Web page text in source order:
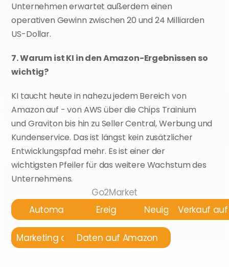
Unternehmen erwartet außerdem einen
operativen Gewinn zwischen 20 und 24 Milliarden
US-Dollar.
7. Warum ist KI in den Amazon-Ergebnissen so
wichtig?
KI taucht heute in nahezu jedem Bereich von
Amazon auf - von AWS über die Chips Trainium
und Graviton bis hin zu Seller Central, Werbung und
Kundenservice. Das ist längst kein zusätzlicher
Entwicklungspfad mehr. Es ist einer der
wichtigsten Pfeiler für das weitere Wachstum des
Unternehmens.
Go2Market
AutomatisierungEreignisse NeuigkeitenVerkauf
Marketing auf AmazonDaten auf Amazon